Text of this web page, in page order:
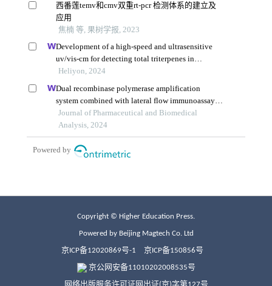
Copyright © Higher Education Press.
Powered by Beijing Magtech Co. Ltd
京ICP备12020869号-1 京ICP备150856号
京公网安备11010202008535号